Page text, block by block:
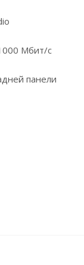
Мбит/с
панели